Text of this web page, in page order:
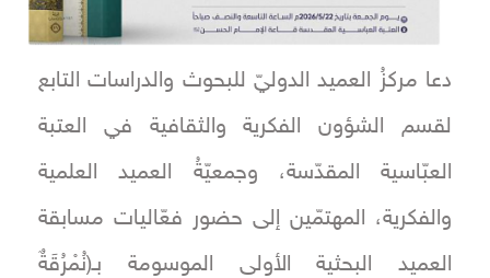
دعا مركزُ العميد الدوليّ للبحوث والدراسات التابع
لقسم الشؤون الفكرية والثقافية في العتبة
العبّاسية المقدّسة، وجمعيّةُ العميد العلمية
والفكرية، المهتمّين إلى حضور فعّاليات مسابقة
العميد البحثية الأولى الموسومة بـ(نُمْرُقَةٌ